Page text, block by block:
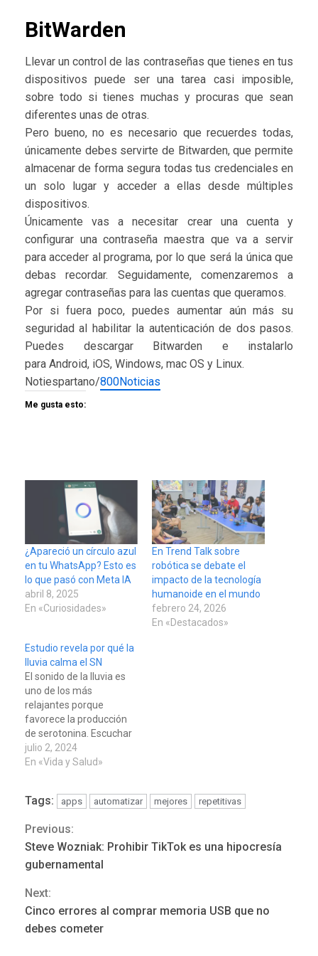
BitWarden
Llevar un control de las contraseñas que tienes en tus
dispositivos puede ser una tarea casi imposible,
sobre todo si tienes muchas y procuras que sean
diferentes unas de otras.
Pero bueno, no es necesario que recuerdes todas,
únicamente debes servirte de Bitwarden, que permite
almacenar de forma segura todas tus credenciales en
un solo lugar y acceder a ellas desde múltiples
dispositivos.
Únicamente vas a necesitar crear una cuenta y
configurar una contraseña maestra que va a servir
para acceder al programa, por lo que será la única que
debas recordar. Seguidamente, comenzaremos a
agregar contraseñas para las cuentas que queramos.
Por si fuera poco, puedes aumentar aún más su
seguridad al habilitar la autenticación de dos pasos.
Puedes descargar Bitwarden e instalarlo
para Android, iOS, Windows, mac OS y Linux.
Notiespartano/800Noticias
Me gusta esto:
¿Apareció un círculo azul
en tu WhatsApp? Esto es
lo que pasó con Meta IA
abril 8, 2025
En «Curiosidades»
En Trend Talk sobre
robótica se debate el
impacto de la tecnología
humanoide en el mundo
febrero 24, 2026
En «Destacados»
Estudio revela por qué la
lluvia calma el SN
El sonido de la lluvia es
uno de los más
relajantes porque
favorece la producción
de serotonina. Escuchar
la lluvia tiene un efecto
relajante e incluso puede
considerado un «ruido
acuerdo con un artículo
publicado por la National
Library of…
julio 2, 2024
En «Vida y Salud»
Tags: apps automatizar mejores repetitivas
Continue
Reading
Previous:
Steve Wozniak: Prohibir TikTok es una hipocresía
gubernamental
Next:
Cinco errores al comprar memoria USB que no
debes cometer
3
LATINOAMÉRICA Y CARIBE
armados